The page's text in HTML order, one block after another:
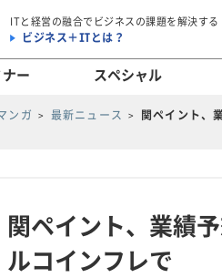
ITと経営の融合でビジネスの課題を解決する
ビジネス＋ITとは？
ー スペシャル
ンガ 最新ニュース 関ペイント、
関ペイント、業績
ルコインフレで